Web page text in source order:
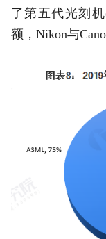
了第五代光刻
额，Nikon与